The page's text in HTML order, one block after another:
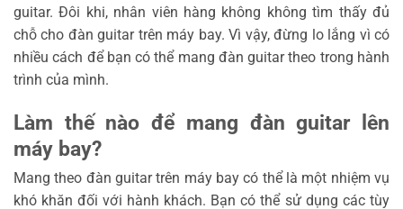
guitar. Đôi khi, nhân viên hàng không không tìm thấy đủ
chỗ cho đàn guitar trên máy bay. Vì vậy, đừng lo lắng vì có
nhiều cách để bạn có thể mang đàn guitar theo trong hành
trình của mình.
Làm thế nào để mang đàn guitar lên
máy bay?
Mang theo đàn guitar trên máy bay có thể là một nhiệm vụ
khó khăn đối với hành khách. Bạn có thể sử dụng các tùy